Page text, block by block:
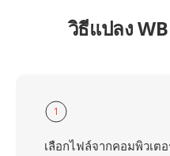
วิธีแปลง
1
เลือกไฟล์จากคอมพิวเต